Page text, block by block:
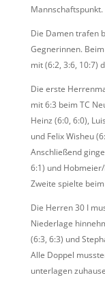
Mannschaftspunkt.
Die Damen trafen
Gegnerinnen.
mit (6:2, 3:6, 10:7)
Die erste
mit 6:3 beim TC
Heinz (6:0, 6:0),
und Felix Wisheu
Anschließend
6:1) und
Zweite spielte
Die Herren 30 I
Niederlage
(6:3, 6:3) und
Alle Doppel
unterlagen